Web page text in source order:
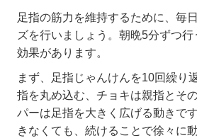
足指の筋力を維持するために、毎
ズを行いましょう。朝晩5分ずつ行
効果があります。
まず、足指じゃんけんを10回繰り
指を丸め込む、チョキは親指とそ
パーは足指を大きく広げる動きで
きなくても、続けることで徐々に